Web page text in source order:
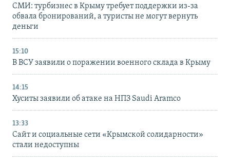
СМИ: турбизнес в Крыму требует поддержки из-за
обвала бронирований, а туристы не могут вернуть
деньги
15:10
В ВСУ заявили о поражении военного склада в Крыму
14:15
Хуситы заявили об атаке на НПЗ Saudi Aramco
13:33
Сайт и социальные сети «Крымской солидарности»
стали недоступны